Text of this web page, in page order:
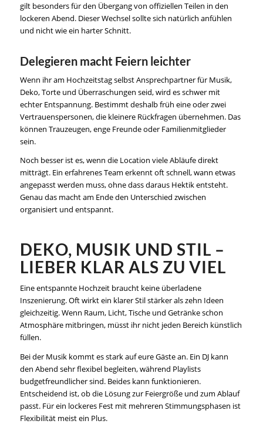
gilt besonders für den Übergang von offiziellen Teilen in den
lockeren Abend. Dieser Wechsel sollte sich natürlich anfühlen
und nicht wie ein harter Schnitt.
Delegieren macht Feiern leichter
Wenn ihr am Hochzeitstag selbst Ansprechpartner für Musik,
Deko, Torte und Überraschungen seid, wird es schwer mit
echter Entspannung. Bestimmt deshalb früh eine oder zwei
Vertrauenspersonen, die kleinere Rückfragen übernehmen. Das
können Trauzeugen, enge Freunde oder Familienmitglieder
sein.
Noch besser ist es, wenn die Location viele Abläufe direkt
mitträgt. Ein erfahrenes Team erkennt oft schnell, wann etwas
angepasst werden muss, ohne dass daraus Hektik entsteht.
Genau das macht am Ende den Unterschied zwischen
organisiert und entspannt.
DEKO, MUSIK UND STIL –
LIEBER KLAR ALS ZU VIEL
Eine entspannte Hochzeit braucht keine überladene
Inszenierung. Oft wirkt ein klarer Stil stärker als zehn Ideen
gleichzeitig. Wenn Raum, Licht, Tische und Getränke schon
Atmosphäre mitbringen, müsst ihr nicht jeden Bereich künstlich
füllen.
Bei der Musik kommt es stark auf eure Gäste an. Ein DJ kann
den Abend sehr flexibel begleiten, während Playlists
budgetfreundlicher sind. Beides kann funktionieren.
Entscheidend ist, ob die Lösung zur Feiergröße und zum Ablauf
passt. Für ein lockeres Fest mit mehreren Stimmungsphasen ist
Flexibilität meist ein Plus.